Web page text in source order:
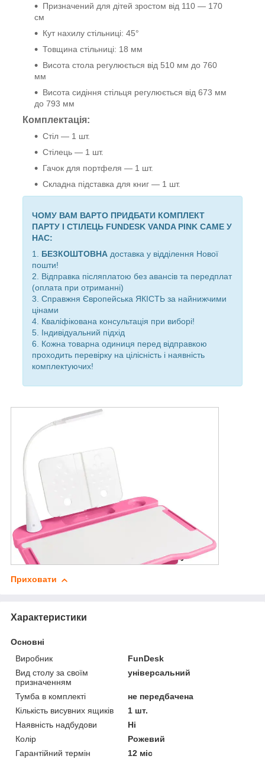
Призначений для дітей зростом від 110 — 170
см
Кут нахилу стільниці: 45°
Товщина стільниці: 18 мм
Висота стола регулюється від 510 мм до 760
мм
Висота сидіння стільця регулюється від 673 мм
до 793 мм
Комплектація:
Стіл ― 1 шт.
Стілець ― 1 шт.
Гачок для портфеля ― 1 шт.
Складна підставка для книг ― 1 шт.
ЧОМУ ВАМ ВАРТО ПРИДБАТИ КОМПЛЕКТ
ПАРТУ І СТІЛЕЦЬ FUNDESK VANDA PINK САМЕ У
НАС:
1. БЕЗКОШТОВНА доставка у відділення Нової
пошти!
2. Відправка післяплатою без авансів та передплат
(оплата при отриманні)
3. Справжня Європейська ЯКІСТЬ за найнижчими
цінами
4. Кваліфікована консультація при виборі!
5. Індивідуальний підхід
6. Кожна товарна одиниця перед відправкою
проходить перевірку на цілісність і наявність
комплектуючих!
Приховати
Характеристики
Основні
Виробник
FunDesk
Вид столу за своїм
призначенням
універсальний
Тумба в комплекті
не передбачена
Кількість висувних ящиків
1 шт.
Наявність надбудови
Ні
Колір
Рожевий
Гарантійний термін
12 міс